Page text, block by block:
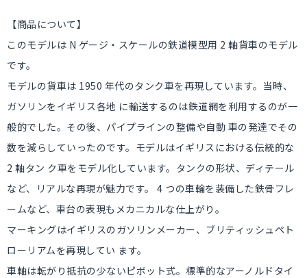
【商品について】
このモデルは N ゲージ・スケールの鉄道模型用 2 軸貨車のモデル
です。
モデルの貨車は 1950 年代のタンク車を再現しています。当時、
ガソリンをイギリス各地 に輸送するのは鉄道網を利用するのが一
般的でした。その後、パイプラインの整備や自動 車の発達でその
数を減らしていったのです。モデルはイギリスにおける伝統的な
2 軸タン ク車をモデル化しています。タンクの形状、ディテール
など、リアルな再現が魅力です。 4 つの車輪を装備した鉄骨フレ
ームなど、車台の表現もメカニカルな仕上がり。
マーキングはイギリスのガソリンメーカー、ブリティッシュペト
ローリアムを再現してい ます。
車軸は転がり抵抗の少ないピボット式。標準的なアーノルドタイ